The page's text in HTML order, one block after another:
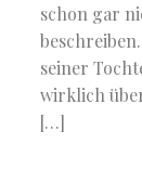
schon gar
seiner
wirklich
[…]